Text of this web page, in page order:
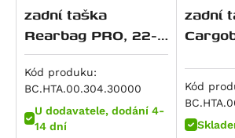
R nineT Urban G/S Option 719
R nineT-5
K 1200 GT
K 1200 R
K 1200 S
U dodavatele, dodání 4-
14 dní
zadní taška
Rearbag PRO, 22-
34 litrů
Kód produku:
BC.HTA.00.304.30000
zadní
Kód